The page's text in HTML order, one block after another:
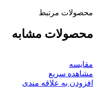
محصولات مرتبط
محصولات مشابه
مقایسه
مشاهده سریع
افزودن به علاقه مندی